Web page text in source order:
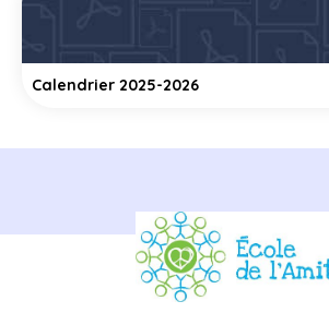
Calendrier 2025-2026